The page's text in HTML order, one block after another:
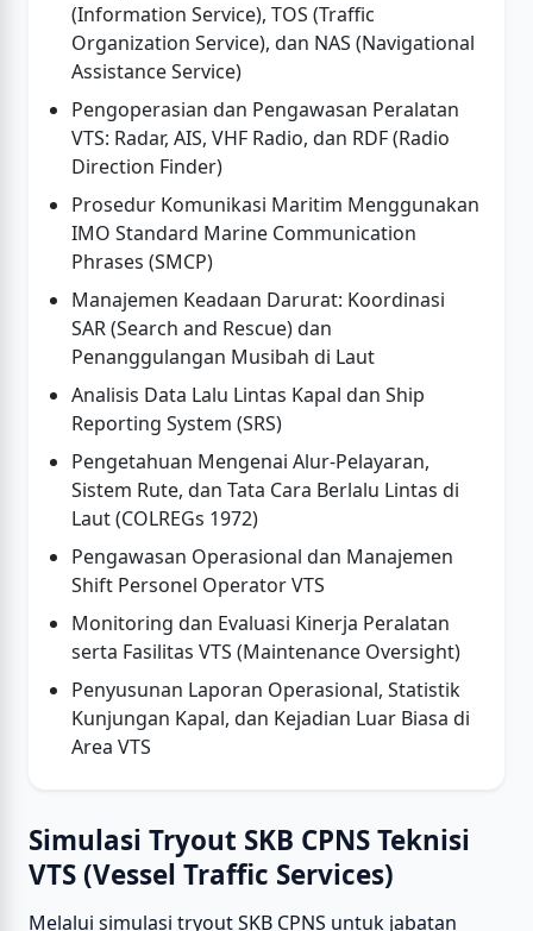
(Information Service), TOS (Traffic
Organization Service), dan NAS (Navigational
Assistance Service)
Pengoperasian dan Pengawasan Peralatan
VTS: Radar, AIS, VHF Radio, dan RDF (Radio
Direction Finder)
Prosedur Komunikasi Maritim Menggunakan
IMO Standard Marine Communication
Phrases (SMCP)
Manajemen Keadaan Darurat: Koordinasi
SAR (Search and Rescue) dan
Penanggulangan Musibah di Laut
Analisis Data Lalu Lintas Kapal dan Ship
Reporting System (SRS)
Pengetahuan Mengenai Alur-Pelayaran,
Sistem Rute, dan Tata Cara Berlalu Lintas di
Laut (COLREGs 1972)
Pengawasan Operasional dan Manajemen
Shift Personel Operator VTS
Monitoring dan Evaluasi Kinerja Peralatan
serta Fasilitas VTS (Maintenance Oversight)
Penyusunan Laporan Operasional, Statistik
Kunjungan Kapal, dan Kejadian Luar Biasa di
Area VTS
Simulasi Tryout SKB CPNS Teknisi
VTS (Vessel Traffic Services)
Melalui simulasi tryout SKB CPNS untuk jabatan